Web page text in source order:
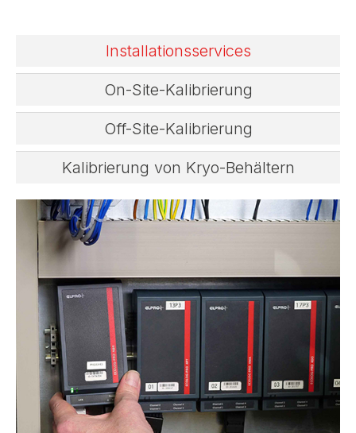
Installationsservices
On-Site-Kalibrierung
Off-Site-Kalibrierung
Kalibrierung von Kryo-Behältern